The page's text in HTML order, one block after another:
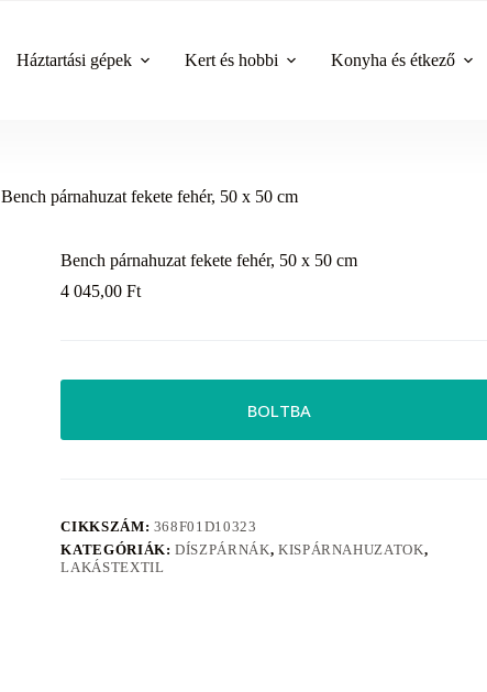
Háztartási gépek Kert és hobbi Konyha és étkező
Bench párnahuzat fekete fehér, 50 x 50 cm
Bench párnahuzat fekete fehér, 50 x 50 cm
4 045,00Ft
BOLTBA
CIKKSZÁM: 368F01D10323
KATEGÓRIÁK:DÍSZPÁRNÁK, KISPÁRNAHUZATOK,
LAKÁSTEXTIL